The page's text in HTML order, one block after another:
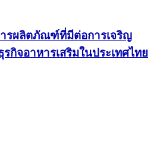
รผลิตภัณฑ์ที่มีต่อการเจริญ
กิจอาหารเสริมในประเทศไทย